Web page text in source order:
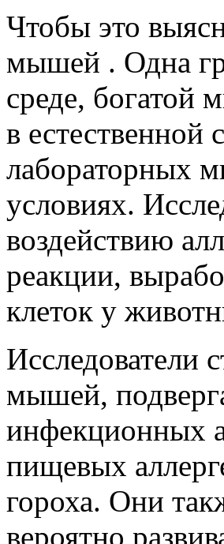
Чтобы это
мышей . Одна
среде,
в естественной
лабораторных
условиях.
воздействию
реакции,
клеток у
Исследователи
мышей,
инфекционных
пищевых
гороха. Они
вероятно